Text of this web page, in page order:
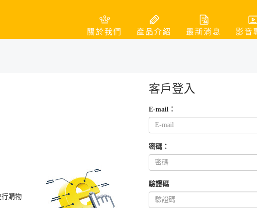
關於我們 產品介紹 最新消息 影音
購物
客戶登入
E-mail：
密碼：
驗證碼